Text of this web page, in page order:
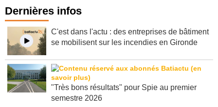
Dernières infos
C'est dans l'actu : des entreprises de bâtiment
"Très bons résultats" pour Spie au premier